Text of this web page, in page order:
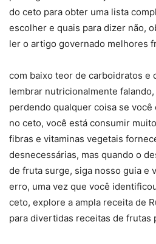
do ceto para obter uma lista
escolher e quais para dizer não,
ler o artigo governado melhores
com baixo teor de carboidratos e
lembrar nutricionalmente
perdendo qualquer coisa se
no ceto, você está consumir
fibras e vitaminas vegetais
desnecessárias, mas quando o
de fruta surge, siga nosso guia e
erro, uma vez que você
ceto, explore a ampla receita de
para divertidas receitas de frutas